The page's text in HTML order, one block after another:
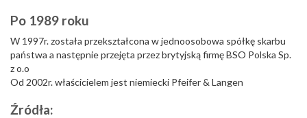
Po 1989 roku
W 1997r. została przekształcona w jednoosobowa spółkę skarbu
państwa a następnie przejęta przez brytyjską firmę BSO Polska Sp.
z o.o
Od 2002r. właścicielem jest niemiecki Pfeifer & Langen
Źródła: